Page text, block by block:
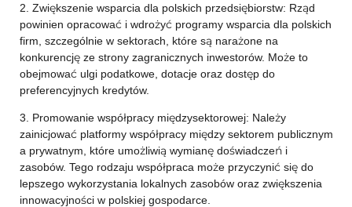
2. Zwiększenie wsparcia dla polskich przedsiębiorstw: Rząd
powinien opracować i wdrożyć programy wsparcia dla polskich
firm, szczególnie w sektorach, które są narażone na
konkurencję ze strony zagranicznych inwestorów. Może to
obejmować ulgi podatkowe, dotacje oraz dostęp do
preferencyjnych kredytów.
3. Promowanie współpracy międzysektorowej: Należy
zainicjować platformy współpracy między sektorem publicznym
a prywatnym, które umożliwią wymianę doświadczeń i
zasobów. Tego rodzaju współpraca może przyczynić się do
lepszego wykorzystania lokalnych zasobów oraz zwiększenia
innowacyjności w polskiej gospodarce.